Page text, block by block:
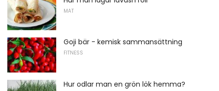
MAT
Goji bär - kemisk sammansättning
FITNESS
Hur odlar man en grön lök hemma?